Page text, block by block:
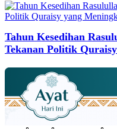
Tahun Kesedihan
Tekanan Politik